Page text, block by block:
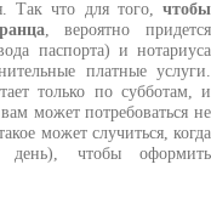
Так что для того,чтобы
, вероятно придется
паспорта) и нотариуса
платные услуги.
только по субботам, и
может потребоваться не
может случиться, когда
день), чтобы оформить